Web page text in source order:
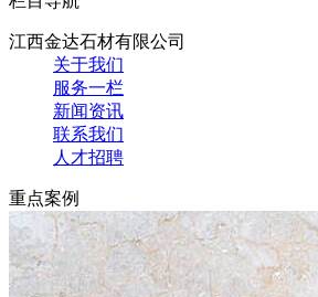
江西金达石材有限公司
关于我们
服务一栏
新闻资讯
联系我们
人才招聘
重点案例